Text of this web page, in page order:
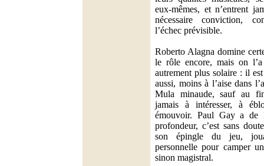
eux-mêmes, et n’entrent
nécessaire conviction,
l’échec prévisible.
Roberto Alagna domine
le rôle encore, mais on
autrement plus solaire : il
aussi, moins à l’aise dans
Mula minaude, sauf au
jamais à intéresser, à
émouvoir. Paul Gay a de
profondeur, c’est sans
son épingle du jeu,
personnelle pour camper
sinon magistral.